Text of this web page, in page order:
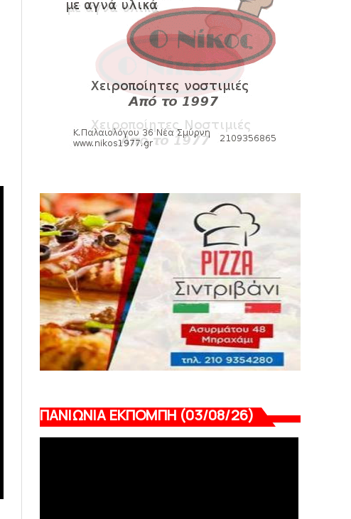
Θλίψη για τον χαμό του Γιώργου
Mαρσέλλου
August 04, 2026
SLIDE
Ξεκινά η ελεύθερη διάθεση των
εισιτηρίων διαρκείας του βόλεϊ...
ΠΟΛΟ
HEADLINES
Πανιώνια Εκπομπή: Έπεσε η αυλαία της
σεζόν με όλη την επικαι...
August 04, 2026
ΠΑΝΙΩΝΙΑ ΕΚΠΟΜΠΗ (03/08/26)